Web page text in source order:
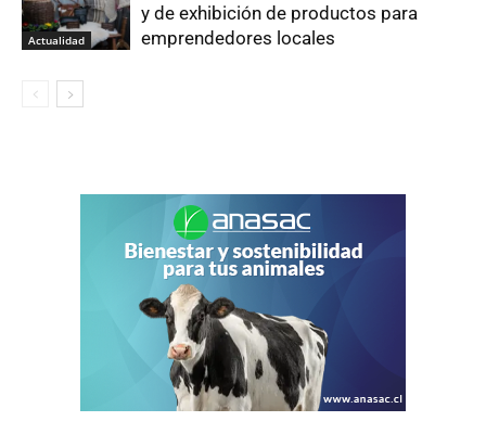
Actualidad
y de exhibición de productos para
emprendedores locales